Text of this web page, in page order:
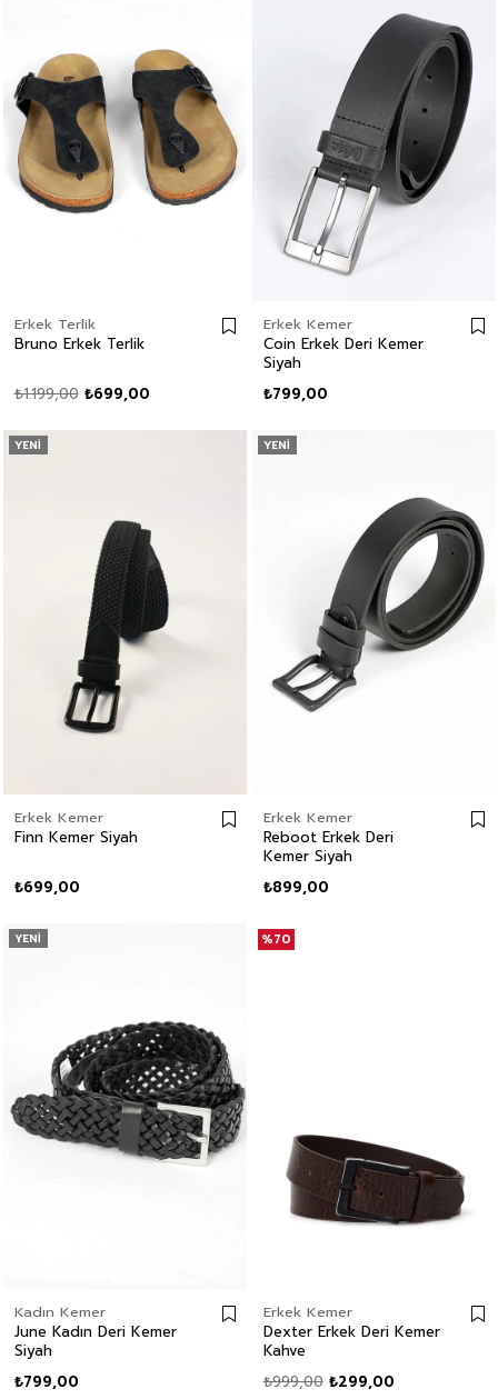
Erkek Terlik
Bruno Erkek Terlik
₺699,00
₺1.199,00
Erkek Kemer
Coin Erkek Deri Kemer
Siyah
₺799,00
Erkek Kemer
Finn Kemer Siyah
₺699,00
YENI
Erkek Kemer
Reboot Erkek Deri
Kemer Siyah
₺899,00
YENI
Kadın Kemer
June Kadın Deri Kemer
Siyah
₺799,00
YENI
Erkek Kemer
Dexter Erkek Deri Kemer
Kahve
₺299,00
₺999,00
%70